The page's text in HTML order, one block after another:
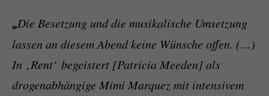
„Die Besetzung und die musikalische Umsetzung
lassen an diesem Abend keine Wünsche offen. (…)
In ‚Rent‘ begeistert [Patricia Meeden] als
drogenabhängige Mimi Marquez mit intensivem